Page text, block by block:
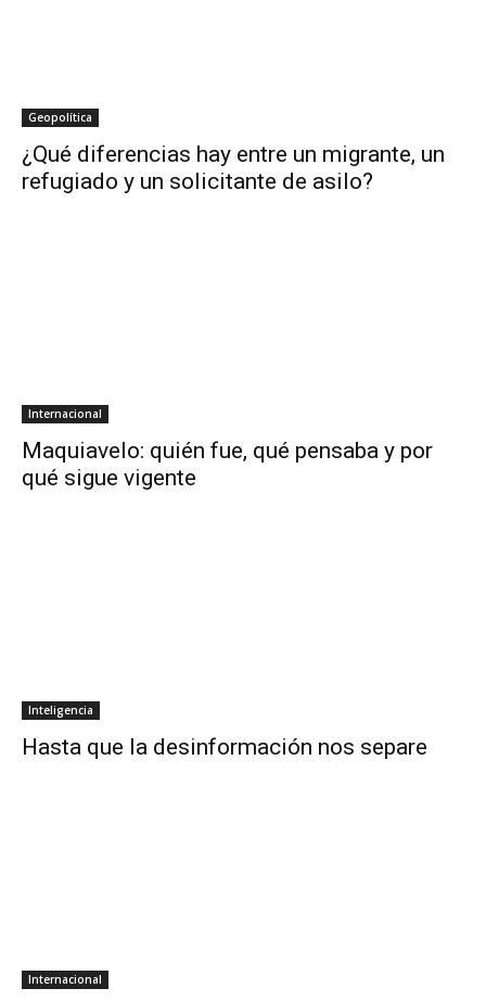
Geopolítica
¿Qué diferencias hay entre un migrante, un
refugiado y un solicitante de asilo?
Internacional
Maquiavelo: quién fue, qué pensaba y por
qué sigue vigente
Inteligencia
Hasta que la desinformación nos separe
Internacional